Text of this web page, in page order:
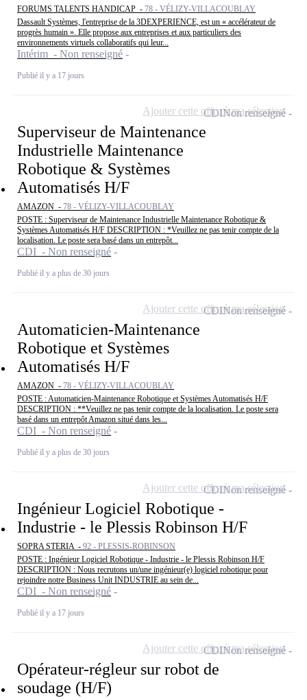
FORUMS TALENTS HANDICAP - 78 - VÉLIZY-VILLACOUBLAY
Dassault Systèmes, l'entreprise de la 3DEXPERIENCE, est un « accélérateur de
progrès humain ». Elle propose aux entreprises et aux particuliers des
environnements virtuels collaboratifs qui leur...
Intérim - Non renseigné
Publié il y a 17 jours
Superviseur de Maintenance
Industrielle Maintenance
Robotique & Systèmes
Automatisés H/F
AMAZON - 78 - VÉLIZY-VILLACOUBLAY
POSTE : Superviseur de Maintenance Industrielle Maintenance Robotique &
Systèmes Automatisés H/F DESCRIPTION : *Veuillez ne pas tenir compte de la
localisation. Le poste sera basé dans un entrepôt...
CDI - Non renseigné
Publié il y a plus de 30 jours
CDINon renseigné
Ajouter cette offre à ma sélection
Automaticien-Maintenance
Robotique et Systèmes
Automatisés H/F
AMAZON - 78 - VÉLIZY-VILLACOUBLAY
POSTE : Automaticien-Maintenance Robotique et Systèmes Automatisés H/F
DESCRIPTION : **Veuillez ne pas tenir compte de la localisation. Le poste sera
basé dans un entrepôt Amazon situé dans les...
CDI - Non renseigné
Publié il y a plus de 30 jours
CDINon renseigné
Ajouter cette offre à ma sélection
Ingénieur Logiciel Robotique -
Industrie - le Plessis Robinson H/F
SOPRA STERIA - 92 - PLESSIS-ROBINSON
POSTE : Ingénieur Logiciel Robotique - Industrie - le Plessis Robinson H/F
DESCRIPTION : Nous recrutons un/une ingénieur(e) logiciel robotique pour
rejoindre notre Business Unit INDUSTRIE au sein de...
CDI - Non renseigné
Publié il y a 17 jours
CDINon renseigné
Ajouter cette offre à ma sélection
Opérateur-régleur sur robot de
soudage (H/F)
CDINon renseigné
Ajouter cette offre à ma sélection